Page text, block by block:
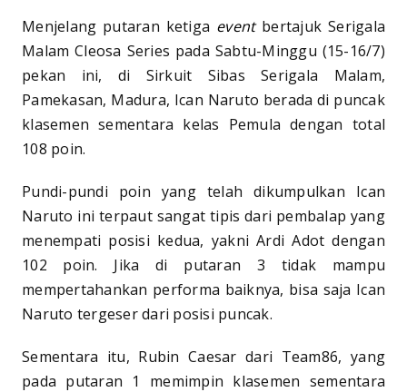
Menjelang putaran ketiga eventbertajuk Serigala
Malam Cleosa Series pada Sabtu-Minggu (15-16/7)
pekan ini, di Sirkuit Sibas Serigala Malam,
Pamekasan, Madura, Ican Naruto berada di puncak
klasemen sementara kelas Pemula dengan total
108 poin.
Pundi-pundi poin yang telah dikumpulkan Ican
Naruto ini terpaut sangat tipis dari pembalap yang
menempati posisi kedua, yakni Ardi Adot dengan
102 poin. Jika di putaran 3 tidak mampu
mempertahankan performa baiknya, bisa saja Ican
Naruto tergeser dari posisi puncak.
Sementara itu, Rubin Caesar dari Team86, yang
pada putaran 1 memimpin klasemen sementara